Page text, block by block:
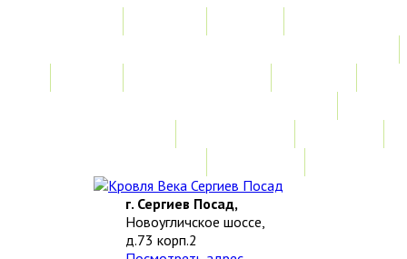
г. Сергиев Посад,
Новоугличское шоссе,
д.73 корп.2